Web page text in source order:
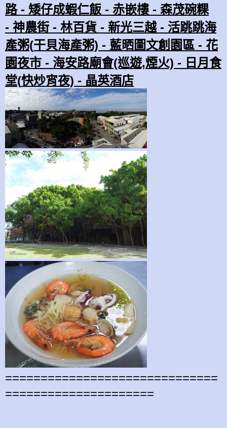
路 - 矮仔成蝦仁飯 - 赤嵌樓 - 森茂碗粿
- 神農街 - 林百貨 - 新光三越 - 活跳跳海
產粥(干貝海產粥) - 藍晒圖文創園區 - 花
園夜市 - 海安路廟會(巡遊,煙火) - 日月食
堂(快炒宵夜) - 晶英酒店
==============================
=====================